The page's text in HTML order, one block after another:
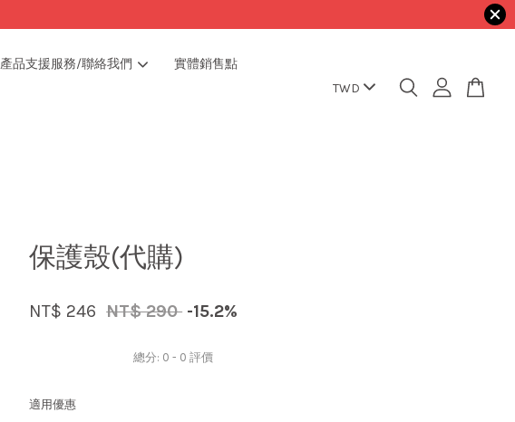
產品支援服務/聯絡我們 實體銷售點
保護殼(代購)
NT$ 246 NT$ 290 -15.2%
總分: 0 - 0 評價
適用優惠